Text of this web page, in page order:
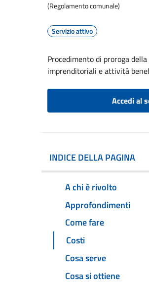
(Regolamento comunale)
Servizio attivo
Procedimento di proroga
imprenditoriali e attività
Accedi al
INDICE DELLA PAGINA
A chi è rivolto
Approfondimenti
Come fare
Costi
Cosa serve
Cosa si ottiene